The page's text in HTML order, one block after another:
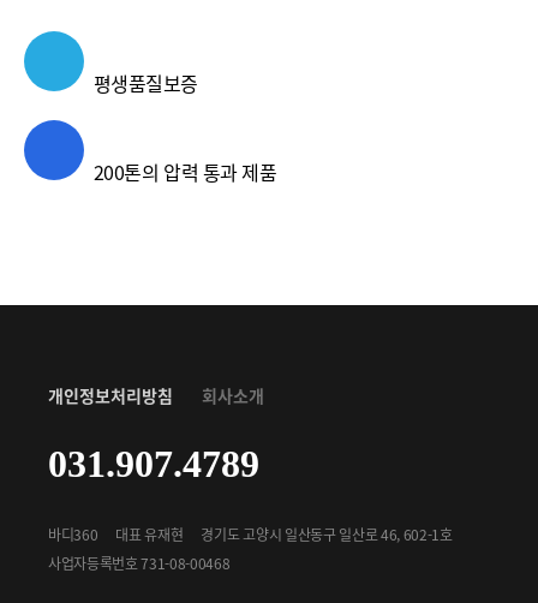
평생품질보증
200톤의 압력 통과 제품
개인정보처리방침 회사소개
031.907.4789
바디360 대표 유재현
경기도 고양시 일산동구 일산로 46, 602-1호
사업자등록번호 731-08-00468